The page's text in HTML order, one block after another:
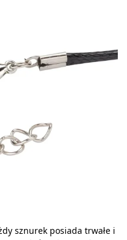
sznurek posiada trwałe i